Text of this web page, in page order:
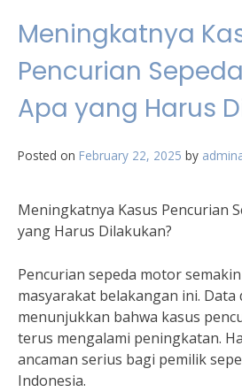
Meningkatnya
Pencurian
Apa yang Harus
Posted on February 22, 2025 by
Meningkatnya Kasus Pencurian
yang Harus Dilakukan?
Pencurian sepeda motor
masyarakat belakangan ini. Data
menunjukkan bahwa kasus
terus mengalami peningkatan.
ancaman serius bagi pemilik
Indonesia.